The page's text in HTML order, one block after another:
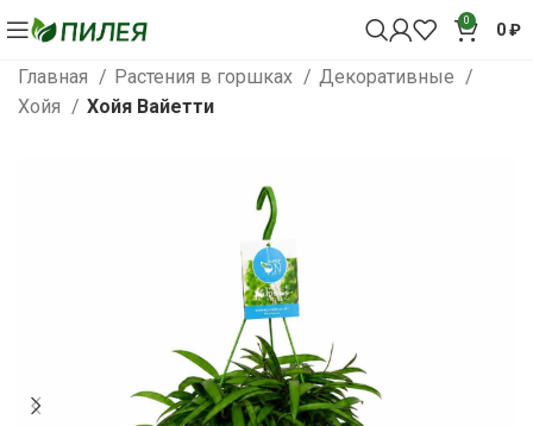
0 0₽
Главная Растения в горшках
Декоративные
Хойя
Хойя Вайетти